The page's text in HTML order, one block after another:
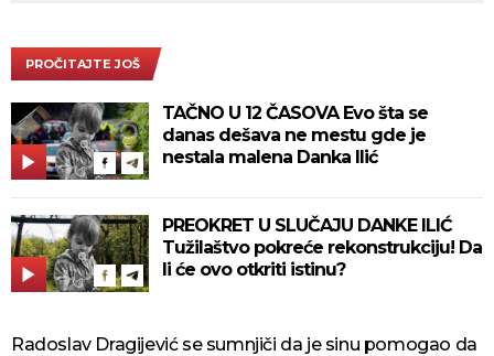
PROČITAJTE JOŠ
TAČNO U 12 ČASOVA Evo šta se
danas dešava ne mestu gde je
nestala malena Danka Ilić
PREOKRET U SLUČAJU DANKE ILIĆ
Tužilaštvo pokreće rekonstrukciju! Da
li će ovo otkriti istinu?
Radoslav Dragijević se sumnjiči da je sinu pomogao da